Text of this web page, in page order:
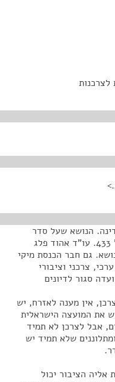
הנושא שעל סדר
היום: הגנת הצרכן וסחר הוגן – דוח מבקר המדינה 64א', עמ' 433. עו"ד אהוד פלג
גם חבר הכנסת מיקי
צרכני וציבורי
סגור לדיונים
אין מענה לאזרח, יש
את המועצה הישראלית
אבל לצרכן לא תמיד
שלא תמיד יש
אליה הציבור יכול